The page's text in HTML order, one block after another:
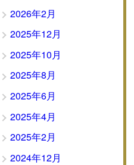
2026年2月
2025年12月
2025年10月
2025年8月
2025年6月
2025年4月
2025年2月
2024年12月